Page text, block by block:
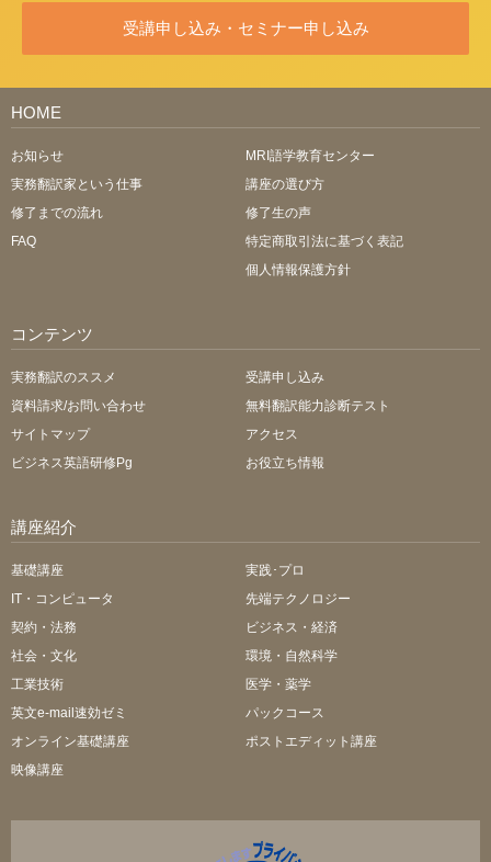
受講申し込み・セミナー申し込み
HOME
お知らせ
MRI語学教育センター
実務翻訳家という仕事
講座の選び方
修了までの流れ
修了生の声
FAQ
特定商取引法に基づく表記
個人情報保護方針
コンテンツ
実務翻訳のススメ
受講申し込み
資料請求/お問い合わせ
無料翻訳能力診断テスト
サイトマップ
アクセス
ビジネス英語研修Pg
お役立ち情報
講座紹介
基礎講座
実践･プロ
IT・コンピュータ
先端テクノロジー
契約・法務
ビジネス・経済
社会・文化
環境・自然科学
工業技術
医学・薬学
英文e-mail速効ゼミ
パックコース
オンライン基礎講座
ポストエディット講座
映像講座